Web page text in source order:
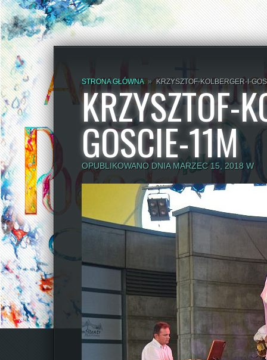
STRONA GŁÓWNA » KRZYSZTOF-KOLBERGER-I-
KRZYSZTOF-
GOSCIE-11M
OPUBLIKOWANO DNIA MARZEC 15, 2018 W